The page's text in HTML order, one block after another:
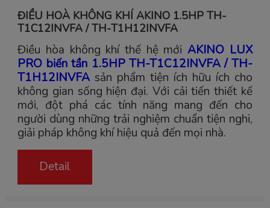
ĐIỀU HOÀ KHÔNG KHÍ AKINO 1.5HP TH-
T1C12INVFA / TH-T1H12INVFA
Điều hòa không khí thế hệ mới AKINO LUX
PRO biến tần 1.5HP TH-T1C12INVFA / TH-
T1H12INVFA sản phẩm tiện ích hữu ích cho
không gian sống hiện đại. Với cải tiến thiết kế
mới, đột phá các tính năng mang đến cho
người dùng những trải nghiệm chuẩn tiện nghi,
giải pháp không khí hiệu quả đến mọi nhà.
Detail